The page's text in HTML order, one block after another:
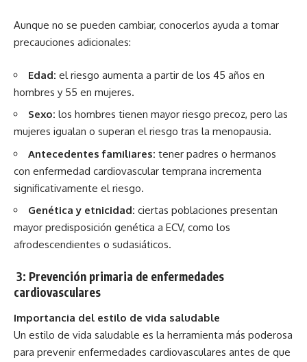
Aunque no se pueden cambiar, conocerlos ayuda a tomar
precauciones adicionales:
Edad: el riesgo aumenta a partir de los 45 años en
hombres y 55 en mujeres.
Sexo: los hombres tienen mayor riesgo precoz, pero las
mujeres igualan o superan el riesgo tras la menopausia.
Antecedentes familiares: tener padres o hermanos
con enfermedad cardiovascular temprana incrementa
significativamente el riesgo.
Genética y etnicidad: ciertas poblaciones presentan
mayor predisposición genética a ECV, como los
afrodescendientes o sudasiáticos.
3: Prevención primaria de enfermedades
cardiovasculares
Importancia del estilo de vida saludable
Un estilo de vida saludable es la herramienta más poderosa
para prevenir enfermedades cardiovasculares antes de que